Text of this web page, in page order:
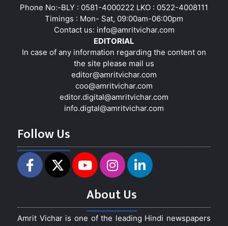
Phone No:-BLY : 0581-4000222 LKO : 0522-4008111
Timings : Mon- Sat, 09:00am-06:00pm
Contact us: info@amritvichar.com
EDITORIAL
In case of any information regarding the content on
the site please mail us
editor@amritvichar.com
coo@amritvichar.com
editor.digital@amritvichar.com
info.digtal@amritvichar.com
Follow Us
About Us
Amrit Vichar is one of the leading Hindi newspapers